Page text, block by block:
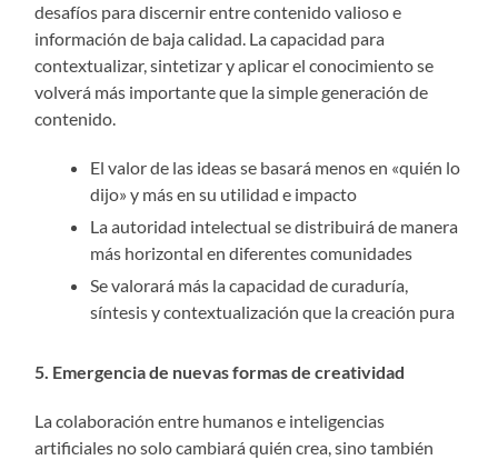
desafíos para discernir entre contenido valioso e
información de baja calidad. La capacidad para
contextualizar, sintetizar y aplicar el conocimiento se
volverá más importante que la simple generación de
contenido.
El valor de las ideas se basará menos en «quién lo
dijo» y más en su utilidad e impacto
La autoridad intelectual se distribuirá de manera
más horizontal en diferentes comunidades
Se valorará más la capacidad de curaduría,
síntesis y contextualización que la creación pura
5. Emergencia de nuevas formas de creatividad
La colaboración entre humanos e inteligencias
artificiales no solo cambiará quién crea, sino también